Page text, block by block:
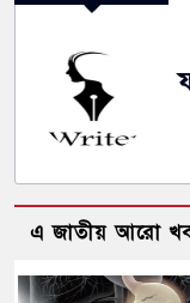
এ জাতীয় আরো